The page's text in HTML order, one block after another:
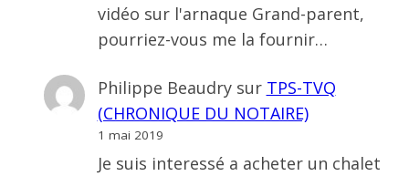
vidéo sur l'arnaque Grand-parent,
pourriez-vous me la fournir…
Philippe Beaudrysur TPS-TVQ
(CHRONIQUE DU NOTAIRE)
1 mai 2019
Je suis interessé a acheter un chalet